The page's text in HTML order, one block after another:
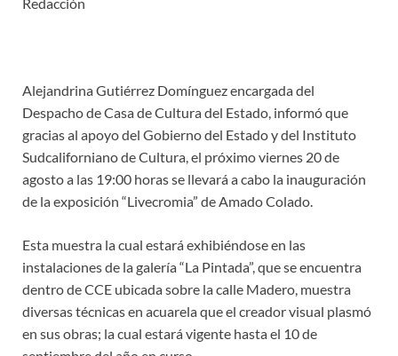
Alejandrina Gutiérrez Domínguez encargada del
Despacho de Casa de Cultura del Estado, informó que
gracias al apoyo del Gobierno del Estado y del Instituto
Sudcaliforniano de Cultura, el próximo viernes 20 de
agosto a las 19:00 horas se llevará a cabo la inauguración
de la exposición “Livecromia” de Amado Colado.
Esta muestra la cual estará exhibiéndose en las
instalaciones de la galería “La Pintada”, que se encuentra
dentro de CCE ubicada sobre la calle Madero, muestra
diversas técnicas en acuarela que el creador visual plasmó
en sus obras; la cual estará vigente hasta el 10 de